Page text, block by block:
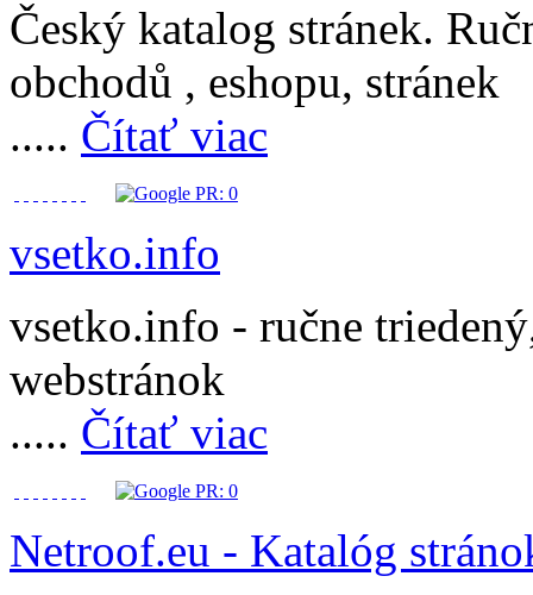
Český katalog stránek.
obchodů , eshopu, stránek
..... Čítať viac
vsetko.info
vsetko.info - ručne
webstránok
..... Čítať viac
Netroof.eu - Katalóg